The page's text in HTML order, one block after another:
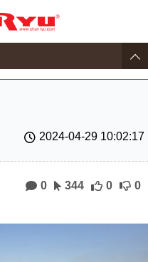
2024-04-29 10:02:17
0 344 0 0